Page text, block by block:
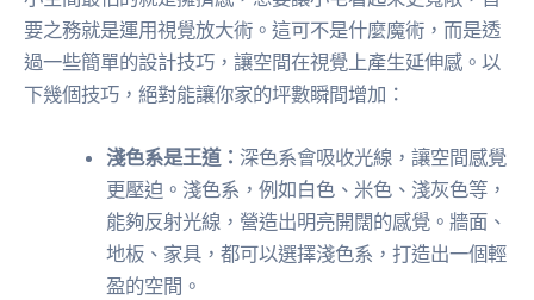
要之務就是運用視覺放大術。這可不是什麼魔術，而是透
過一些簡單的設計技巧，讓空間在視覺上產生延伸感。以
下幾個技巧，絕對能讓你家的坪數瞬間增加：
淺色系是王道：深色系會吸收光線，讓空間感覺
更壓迫。淺色系，例如白色、米色、淺灰色等，
能夠反射光線，營造出明亮開闊的感覺。牆面、
地板、家具，都可以選擇淺色系，打造出一個輕
盈的空間。